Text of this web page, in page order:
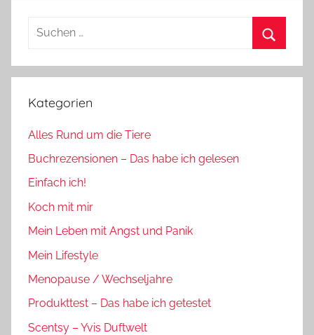
Suchen
Kategorien
Alles Rund um die Tiere
Buchrezensionen – Das habe ich gelesen
Einfach ich!
Koch mit mir
Mein Leben mit Angst und Panik
Mein Lifestyle
Menopause / Wechseljahre
Produkttest – Das habe ich getestet
Scentsy – Yvis Duftwelt